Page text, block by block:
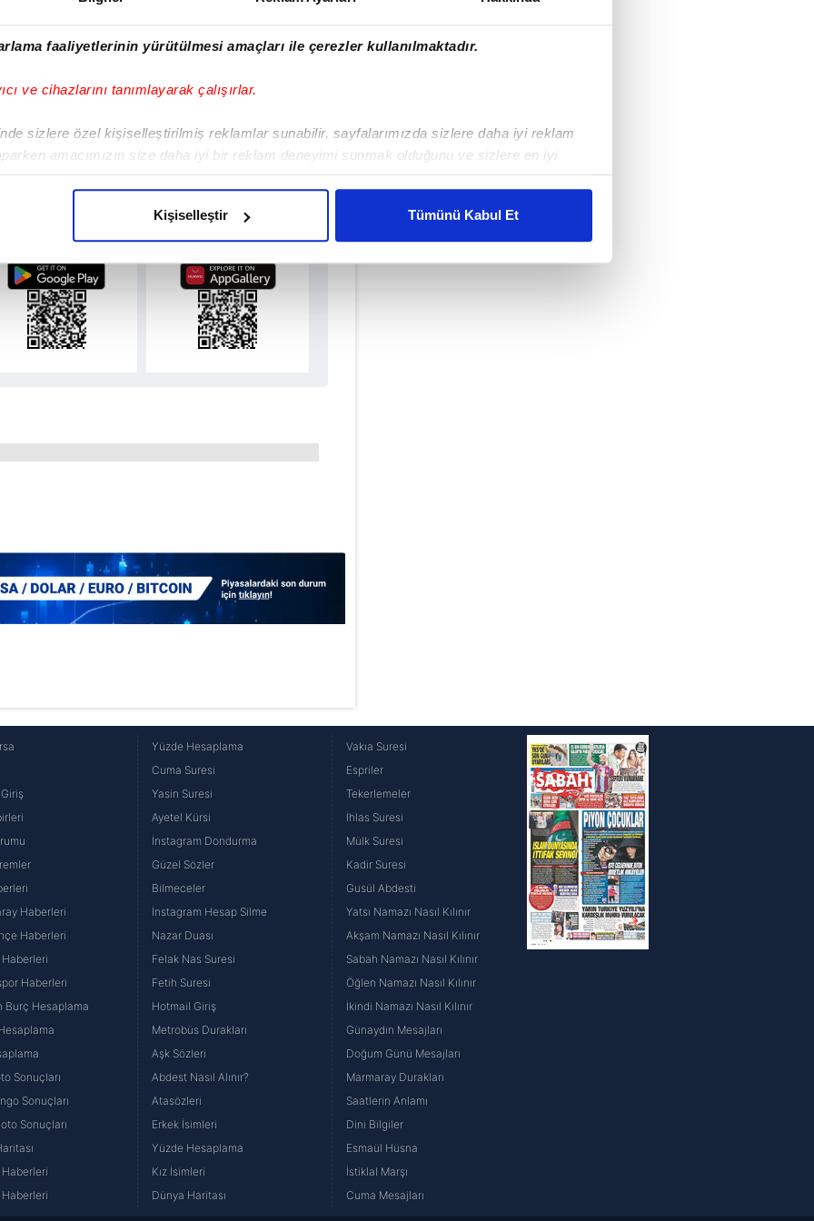
faaliyetlerinin yürütülmesi amaçları ile çerezler kullanılmaktadır.
ve cihazlarını tanımlayarak çalışırlar.
sizlere özel kişiselleştirilmiş reklamlar sunabilir, sayfalarımızda sizlere daha iyi reklam
amacımızın size daha iyi bir reklam deneyimi sunmak olduğunu ve sizlere en iyi
gelen çabayı gösterdiğimizi ve bu noktada, reklamların maliyetlerimizi karşılamak
izin vermedikleri takdirde, kullanıcılara hedefli reklamlar gösterilmeyecektir."
için İnternet Sitemizde kendimize ve üçüncü kişilere ait çerezler kullanılmaktadır. Bu
verileriniz işlenmekte olup gerekli olan çerezler bilgi toplumu hizmetlerinin sunulması
çerezler, sitemizin daha işlevsel kılınması ve kişiselleştirilmesi ve sizlere yönelik
amaçlarıyla sınırlı olarak açık rızanız dahilinde kullanılacaktır.
Kanunu uyarınca hazırlanmış Aydınlatma Metnimizi okumak ve sitemizde ilgili
Kişiselleştir Tümünü Kabul Et
Akın - Editör
İndirin
Haberleri
Haberleri
Haberleri
Burç Hesaplama
Sonuçları
Sonuçları
Sonuçları
Yüzde Hesaplama
Cuma Suresi
Yasin Suresi
Ayetel Kürsi
İnstagram Dondurma
Güzel Sözler
Bilmeceler
İnstagram Hesap Silme
Nazar Duası
Felak Nas Suresi
Fetih Suresi
Hotmail Giriş
Metrobüs Durakları
Aşk Sözleri
Abdest Nasıl Alınır?
Atasözleri
Erkek İsimleri
Yüzde Hesaplama
Kız İsimleri
Dünya Haritası
Vakıa Suresi
Espriler
Tekerlemeler
İhlas Suresi
Mülk Suresi
Kadir Suresi
Gusül Abdesti
Yatsı Namazı Nasıl Kılınır
Akşam Namazı Nasıl Kılınır
Sabah Namazı Nasıl Kılınır
Öğlen Namazı Nasıl Kılınır
İkindi Namazı Nasıl Kılınır
Günaydın Mesajları
Doğum Günü Mesajları
Marmaray Durakları
Saatlerin Anlamı
Dini Bilgiler
Esmaül Hüsna
İstiklal Marşı
Cuma Mesajları